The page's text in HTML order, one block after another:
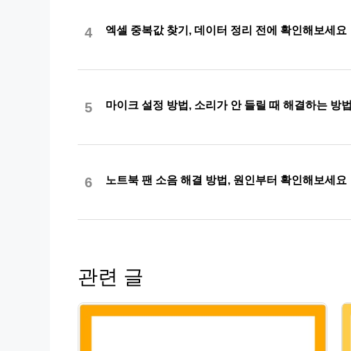
4 엑셀 중복값 찾기, 데이터 정리 전에 확인해보세요
5 마이크 설정 방법, 소리가 안 들릴 때 해결하는 방법
6 노트북 팬 소음 해결 방법, 원인부터 확인해보세요
관련 글